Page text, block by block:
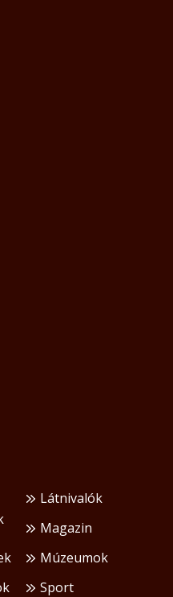
Látnivalók
Magazin
Múzeumok
Sport